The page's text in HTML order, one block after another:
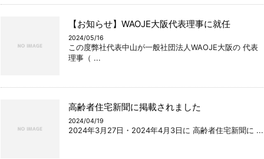
【お知らせ】WAOJE大阪代表理事に就任
2024/05/16
この度弊社代表中山が一般社団法人WAOJE大阪の 代表
理事（ ...
高齢者住宅新聞に掲載されました
2024/04/19
2024年3月27日・2024年4月3日に 高齢者住宅新聞に ...